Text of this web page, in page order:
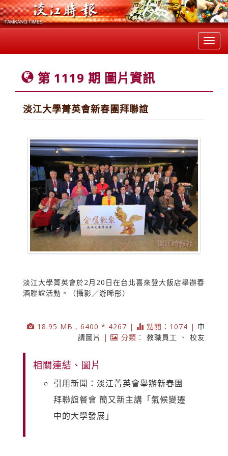
第 1119 期 圖片資訊
淡江大學菁英會新春團拜聯誼
淡江大學菁英會於2月20日在台北喜來登大飯店舉辦春
酒聯誼活動。（攝影／游晞彤）
18.95 MB , 6400 * 4267 | 點閱：1074 | 申
請圖片
| 分類： 教職員工 、 校友
相關連結、圖片
引用新聞：淡江菁英會舉辦新春團
拜聯誼餐會 簡又新主講「氣候變遷
中的大學發展」